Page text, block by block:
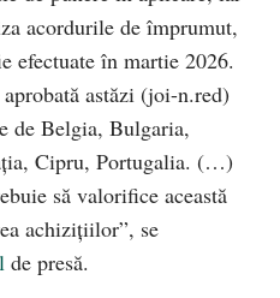
acordurile de împrumut,
efectuate în martie 2026.
astăzi (joi-n.red)
de Belgia, Bulgaria,
Cipru, Portugalia. (…)
să valorifice această
achizițiilor”, se
de presă.